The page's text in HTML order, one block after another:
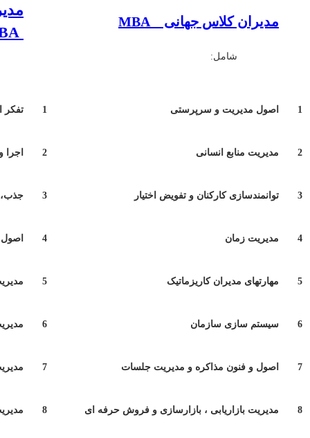
مدیران کلاس جهانی MBA
شامل:
1 اصول مدیریت و سرپرستی 1 تفکر
2 مدیریت منابع انسانی 2 اجرا
3 توانمندسازی کارکنان و تفویض اختیار 3 جذب،
4 مدیریت زمان 4
5 مهارتهای مدیران کاریزماتیک 5
6 سیستم سازی سازمان 6
7 اصول و فنون مذاکره و مدیریت جلسات 7
8 مدیریت بازاریابی ، بازارسازی و فروش حرفه ای 8